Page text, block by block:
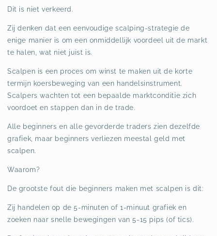
Dit is niet verkeerd.
Zij denken dat een eenvoudige scalping-strategie de
enige manier is om een onmiddellijk voordeel uit de markt
te halen, wat niet juist is.
Scalpen is een proces om winst te maken uit de korte
termijn koersbeweging van een handelsinstrument.
Scalpers wachten tot een bepaalde marktconditie zich
voordoet en stappen dan in de trade.
Alle beginners en alle gevorderde traders zien dezelfde
grafiek, maar beginners verliezen meestal geld met
scalpen.
Waarom?
De grootste fout die beginners maken met scalpen is dit:
Zij handelen op de 5-minuten of 1-minuut grafiek en
zoeken naar snelle bewegingen van 5-15 pips (of tics).